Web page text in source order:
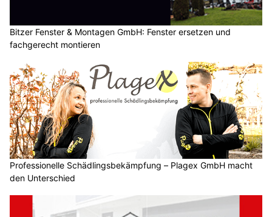
Bitzer Fenster & Montagen GmbH: Fenster ersetzen und
fachgerecht montieren
Professionelle Schädlingsbekämpfung – Plagex GmbH macht
den Unterschied